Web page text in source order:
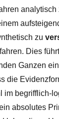
analytisch
zu
Dies
Ganzen
die
im begrifflich-
absolutes